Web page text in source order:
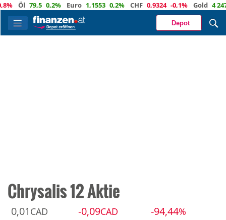
Öl 79,5 0,2% Euro 1,1553 0,2% CHF 0,9324 -0,1% Gold 4 247
Depot
Chrysalis 12 Aktie
0,01 CAD -0,09CAD -94,44%